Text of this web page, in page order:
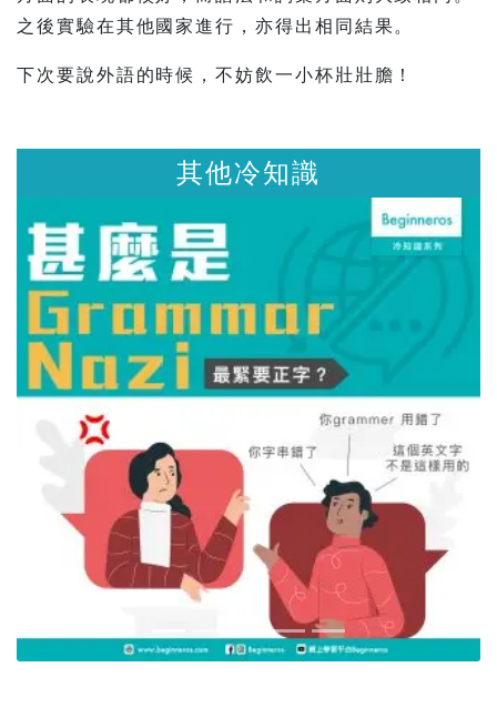
之後實驗在其他國家進行，亦得出相同結果。
下次要說外語的時候，不妨飲一小杯壯壯膽！